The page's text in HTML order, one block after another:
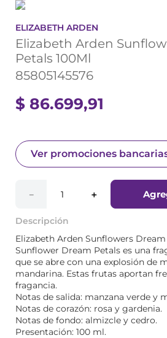
ELIZABETH ARDEN
Elizabeth Arden
Petals 100Ml
85805145576
$ 86.699,91
Ver promociones
＋
－
Descripción
Elizabeth Arden Sunflowers Dream
Sunflower Dream Petals es una
que se abre con una explosión de
mandarina. Estas frutas aportan
fragancia.
Notas de salida: manzana verde y
Notas de corazón: rosa y gardenia.
Notas de fondo: almizcle y cedro.
Presentación: 100 ml.